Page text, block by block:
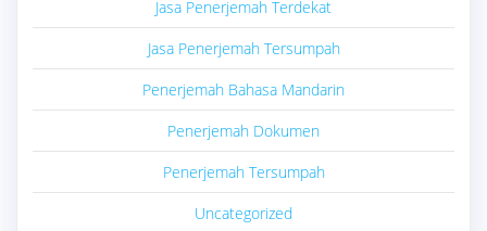
Jasa Penerjemah Terdekat
Jasa Penerjemah Tersumpah
Penerjemah Bahasa Mandarin
Penerjemah Dokumen
Penerjemah Tersumpah
Uncategorized